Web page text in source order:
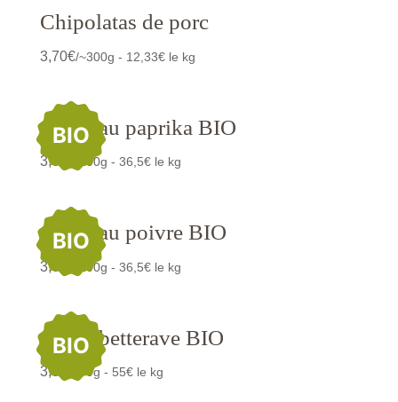
Chipolatas de porc
3,70€/~300g - 12,33€ le kg
BIO
Chips au paprika BIO
3,65 /100g - 36,5€ le kg
BIO
Chips au poivre BIO
3,65 /100g - 36,5€ le kg
BIO
Chips betterave BIO
3,85 /70g - 55€ le kg